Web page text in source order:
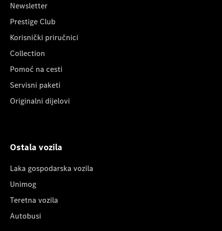
Newsletter
Prestige Club
Korisnički priručnici
Collection
Pomoć na cesti
Servisni paketi
Originalni dijelovi
Ostala vozila
Laka gospodarska vozila
Unimog
Teretna vozila
Autobusi